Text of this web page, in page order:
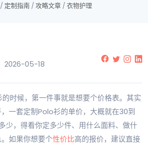
/ 定制指南 / 攻略文章 / 衣物护理
2026-05-18
时候，第一件事就是想要个价格表。其实
一套定制Polo衫的单价，大概就在30到
少，得看你定多少件、用什么面料、做什
如果你想要个性价比高的报价，建议直接